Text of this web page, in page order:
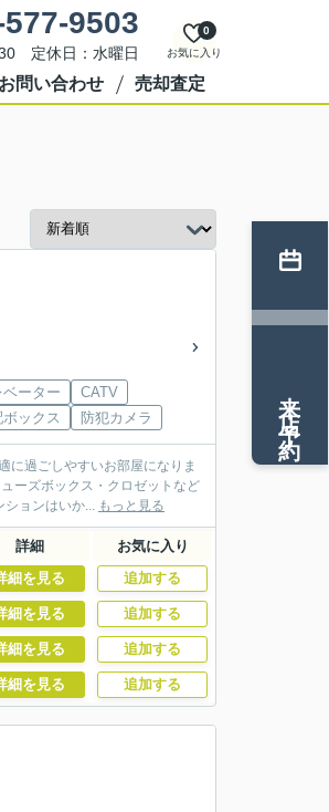
9503
定休日：水曜日 お気に入り
0
お問い合わせ 売却査定
ベーター
CATV
ックス 防犯カメラ
に過ごしやすいお部屋になりま
ーズボックス・クロゼットなど
ションはいか... もっと見る
詳細 お気に入り
細を見る 追加する
細を見る 追加する
細を見る 追加する
細を見る 追加する
来店予約